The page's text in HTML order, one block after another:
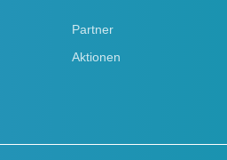
Partner
Aktionen